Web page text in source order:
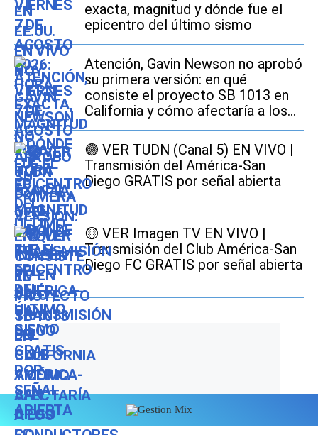
exacta, magnitud y dónde fue el
epicentro del último sismo
Atención, Gavin Newson no aprobó
su primera versión: en qué
consiste el proyecto SB 1013 en
California y cómo afectaría a los
conductores
🟣 VER TUDN (Canal 5) EN VIVO |
Transmisión del América-San
Diego GRATIS por señal abierta
🟡 VER Imagen TV EN VIVO |
Transmisión del Club América-San
Diego FC GRATIS por señal abierta